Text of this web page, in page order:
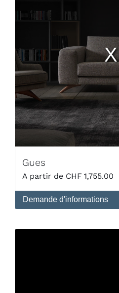
Gues
CHF 1,755.00
Demande d'informations